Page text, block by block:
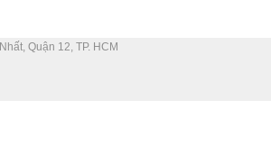
Quận 12, TP. HCM